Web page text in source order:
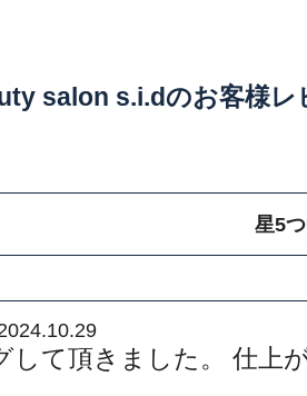
salon s.i.dのお客様レ
星5
して頂きました。 仕上